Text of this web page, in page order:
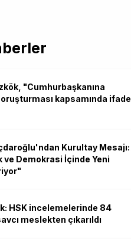
"Cumhurbaşkanına
kapsamında ifade
Kurultay Mesajı:
ve Demokrasi İçinde Yeni
HSK incelemelerinde 84
meslekten çıkarıldı